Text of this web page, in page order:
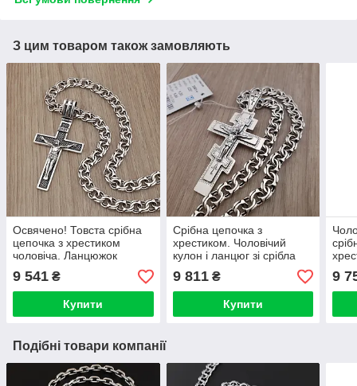
З цим товаром також замовляють
Освячено! Товста срібна
цепочка з хрестиком
чоловіча. Ланцюжок
срібло 925. Довжина 55 см
9 541 ₴
Купити
Срібна цепочка з
хрестиком. Чоловічий
кулон і ланцюг зі срібла
9 811₴
Купити
9
Подібні товари компанії